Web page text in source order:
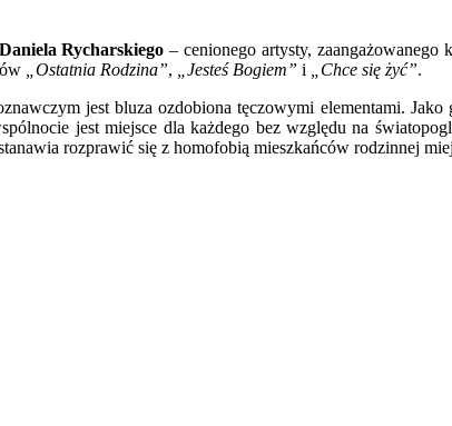
Daniela Rycharskiego – cenionego artysty, zaangażowanego
„Ostatnia Rodzina”, „Jesteś Bogiem” i „Chce się żyć”.
jest bluza ozdobiona tęczowymi elementami.
jest miejsce dla każdego bez względu na
rozprawić się z homofobią mieszkańców rodzinnej